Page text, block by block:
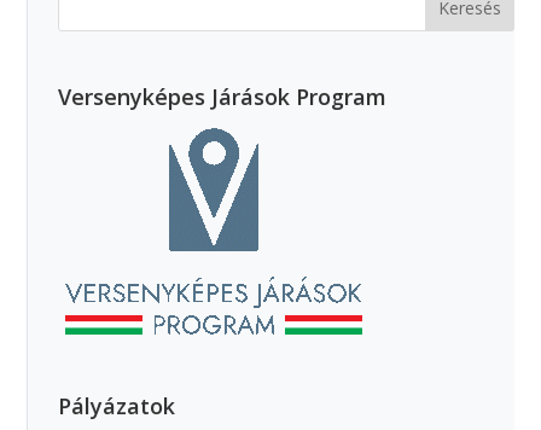
Versenyképes Járások Program
Pályázatok